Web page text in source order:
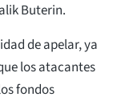
Buterin.
de apelar, ya
los atacantes
fondos